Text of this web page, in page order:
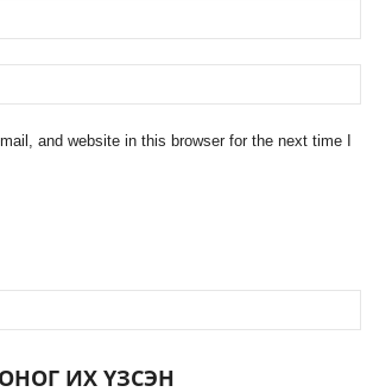
and website in this browser for the next time I
ИХ ҮЗСЭН